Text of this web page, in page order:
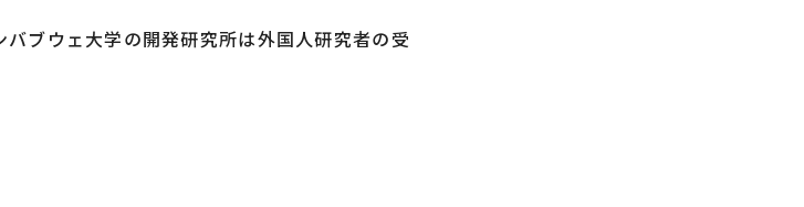
ブウェ大学の開発研究所は外国人研究者の受